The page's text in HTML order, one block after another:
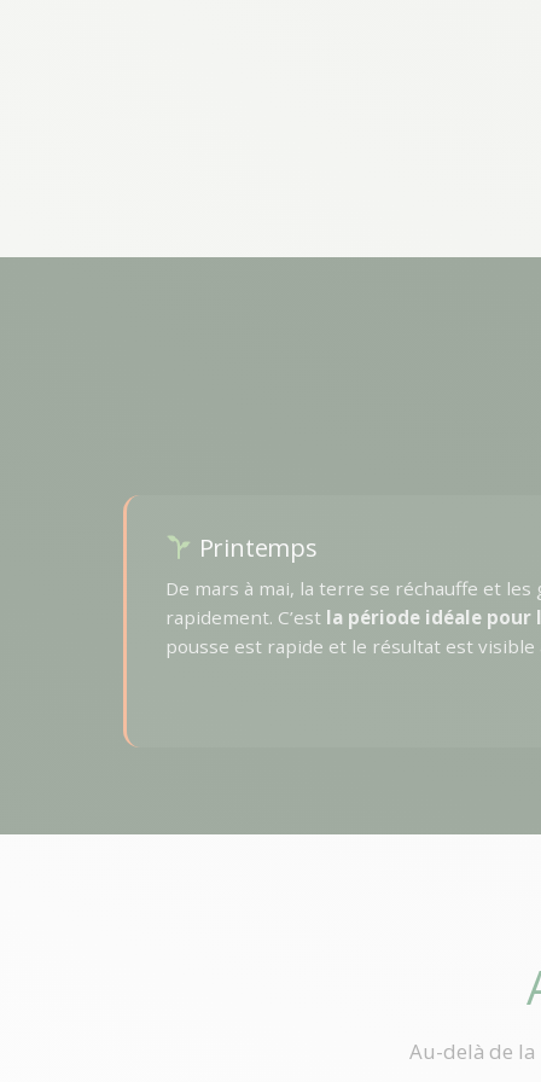
Printemps
De mars à mai, la terre se réchauffe et
rapidement. C’est la période idéale pour
pousse est rapide et le résultat est visible
Au-delà de la